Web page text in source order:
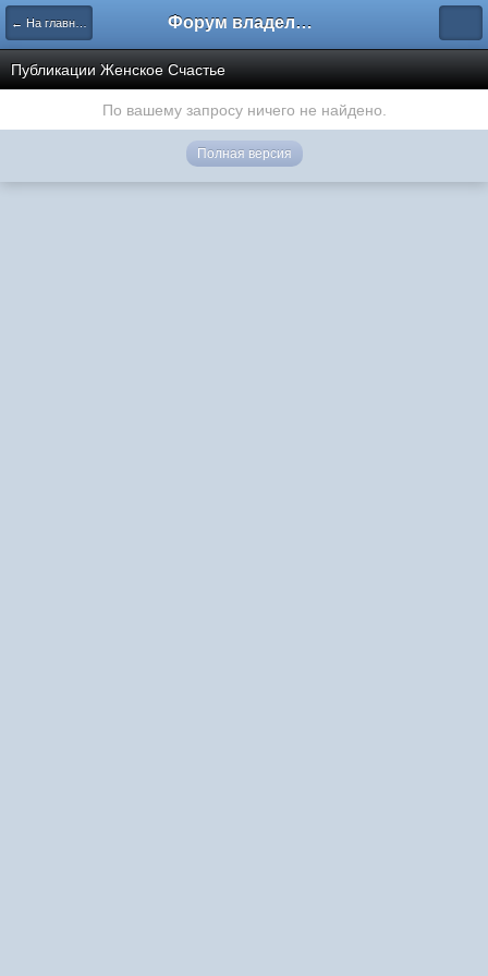
← На главную Форум владельцев интернет-магазинов
Публикации Женское Счастье
По вашему запросу ничего не найдено.
Полная версия